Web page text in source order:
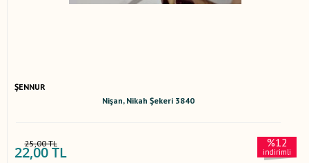
ŞENNUR
Nişan, Nikah Şekeri 3840
25,00 TL
22,00 TL
%12
indirimli